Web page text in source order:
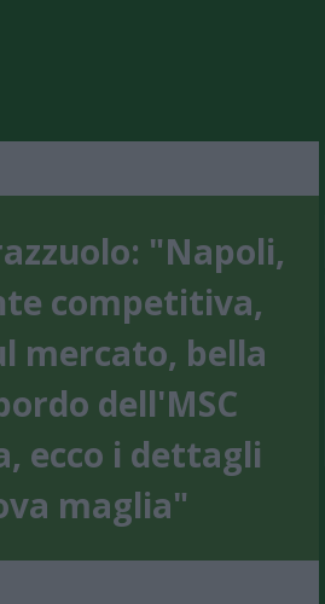
"Napoli,
competitiva,
mercato, bella
dell'MSC
ecco i dettagli
maglia"